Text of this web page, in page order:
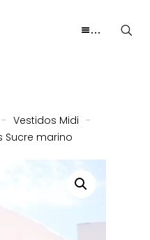
…
- Vestidos Midi -
Sucre marino